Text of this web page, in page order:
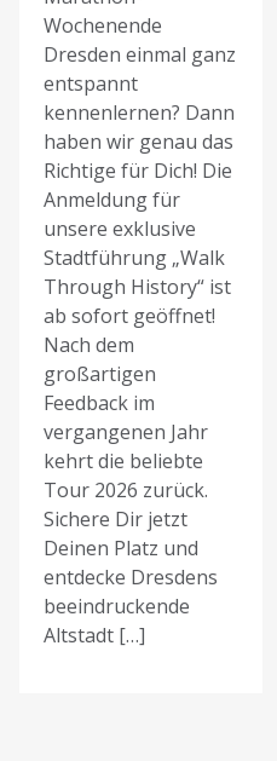
Wochenende
Dresden einmal ganz
entspannt
kennenlernen? Dann
haben wir genau das
Richtige für Dich! Die
Anmeldung für
unsere exklusive
Stadtführung „Walk
Through History“ ist
ab sofort geöffnet!
Nach dem
großartigen
Feedback im
vergangenen Jahr
kehrt die beliebte
Tour 2026 zurück.
Sichere Dir jetzt
Deinen Platz und
entdecke Dresdens
beeindruckende
Altstadt […]